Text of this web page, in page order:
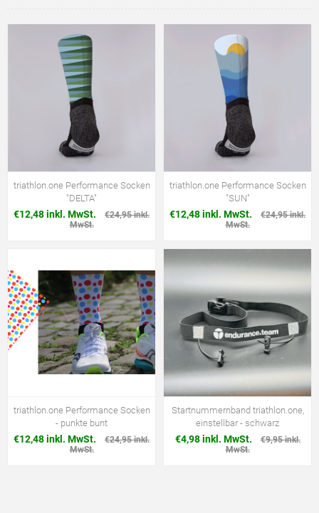
triathlon.one Performance Socken
"DELTA"
€12,48 inkl. MwSt.
€24,95 inkl.
MwSt.
triathlon.one Performance Socken
"SUN"
€12,48 inkl. MwSt.
€24,95 inkl.
MwSt.
triathlon.one Performance Socken
- punkte bunt
€12,48 inkl. MwSt.
€24,95 inkl.
MwSt.
Startnummernband triathlon.one,
einstellbar - schwarz
€4,98 inkl. MwSt.
€9,95 inkl.
MwSt.